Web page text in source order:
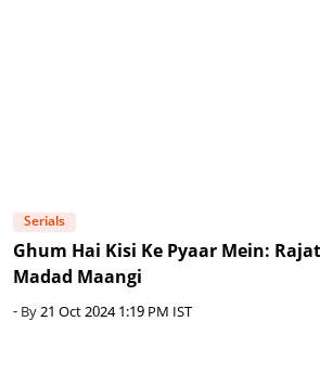
Serials
Ghum Hai Kisi Ke Pyaar Mein:
Madad Maangi
- By21 Oct 2024 1:19 PM IST